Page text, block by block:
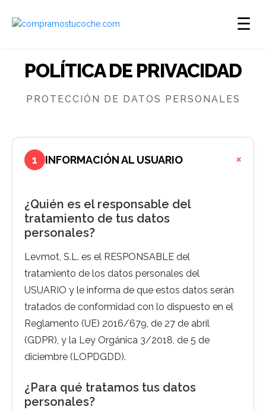
☰
POLÍTICA DE PRIVACIDAD
PROTECCIÓN DE DATOS PERSONALES
1 INFORMACIÓN AL USUARIO +
¿Quién es el responsable del
tratamiento de tus datos
personales?
Levmot, S.L. es el RESPONSABLE del
tratamiento de los datos personales del
USUARIO y le informa de que estos datos serán
tratados de conformidad con lo dispuesto en el
Reglamento (UE) 2016/679, de 27 de abril
(GDPR), y la Ley Orgánica 3/2018, de 5 de
diciembre (LOPDGDD).
¿Para qué tratamos tus datos
personales?